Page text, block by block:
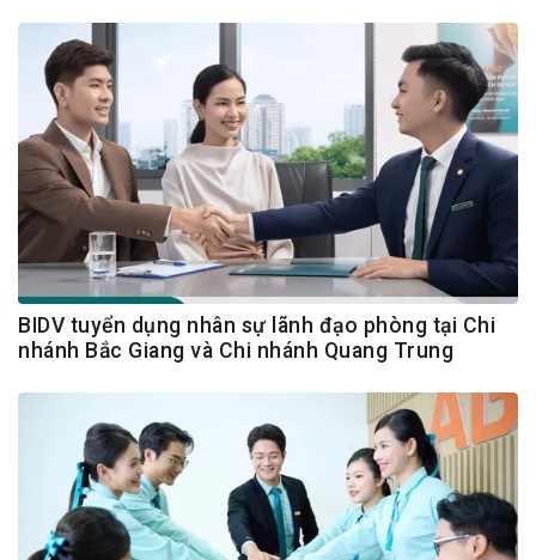
BIDV tuyển dụng nhân sự lãnh đạo phòng tại Chi
nhánh Bắc Giang và Chi nhánh Quang Trung